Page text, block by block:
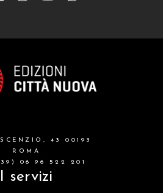
43 00193
ROMA
06 96 522 201
I servizi